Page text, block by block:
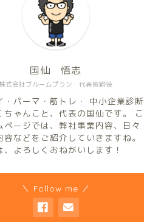
式会社ブルームプラン 代表取締役
国仙 悟志
・パーマ・筋トレ・ 中小企業診断
ちゃんこと、代表の国仙です。 こ
ページでは、弊社事業内容、日々
容などをご紹介していきますね。
、よろしくおねがいします！
＼ Follow me ／